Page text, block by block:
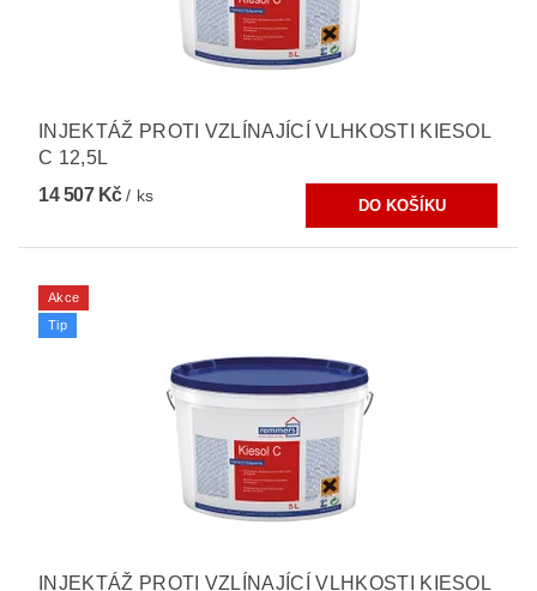
INJEKTÁŽ PROTI VZLÍNAJÍCÍ VLHKOSTI KIESOL
C 12,5L
14 507 Kč/ ks
Akce
Tip
INJEKTÁŽ PROTI VZLÍNAJÍCÍ VLHKOSTI KIESOL